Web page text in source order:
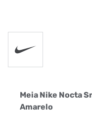
Meia Nike Nocta
Amarelo